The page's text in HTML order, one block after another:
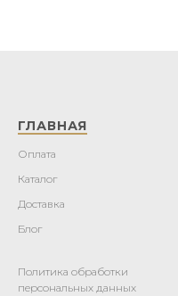
ГЛАВНАЯ
Оплата
Каталог
Доставка
Блог
Политика обработки
персональных данных